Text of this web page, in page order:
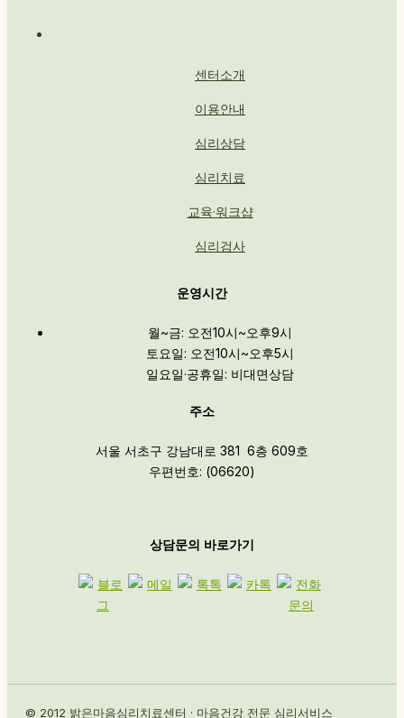
센터소개
이용안내
심리상담
심리치료
교육·워크샵
심리검사
운영시간
월~금: 오전10시~오후9시
토요일: 오전10시~오후5시
일요일·공휴일: 비대면상담
주소
서울 서초구 강남대로 381 6층 609호
우편번호: (06620)
상담문의 바로가기
© 2012 밝은마음심리치료센터 · 마음건강 전문 심리서비스